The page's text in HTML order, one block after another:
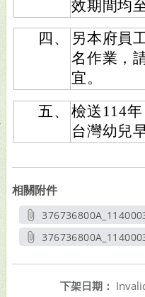
效期間均
四、
另本府員
名作業，
宜。
五、
檢送114
台灣幼兒
相關附件
另
下架日期：